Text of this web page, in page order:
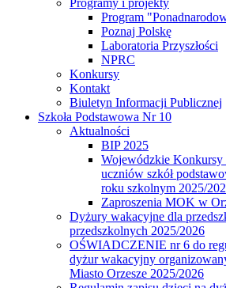
Programy i projekty
Program
Poznaj Polskę
Laboratoria Przyszłości
NPRC
Konkursy
Kontakt
Biuletyn Informacji Publicznej
Szkoła Podstawowa Nr 10
Aktualności
BIP 2025
Wojewódzkie Konkursy
uczniów szkół
roku szkolnym 2025/
Zaproszenia MOK w
Dyżury wakacyjne dla
przedszkolnych 2025/2026
OŚWIADCZENIE nr 6 do
dyżur wakacyjny
Miasto Orzesze 2025/2026